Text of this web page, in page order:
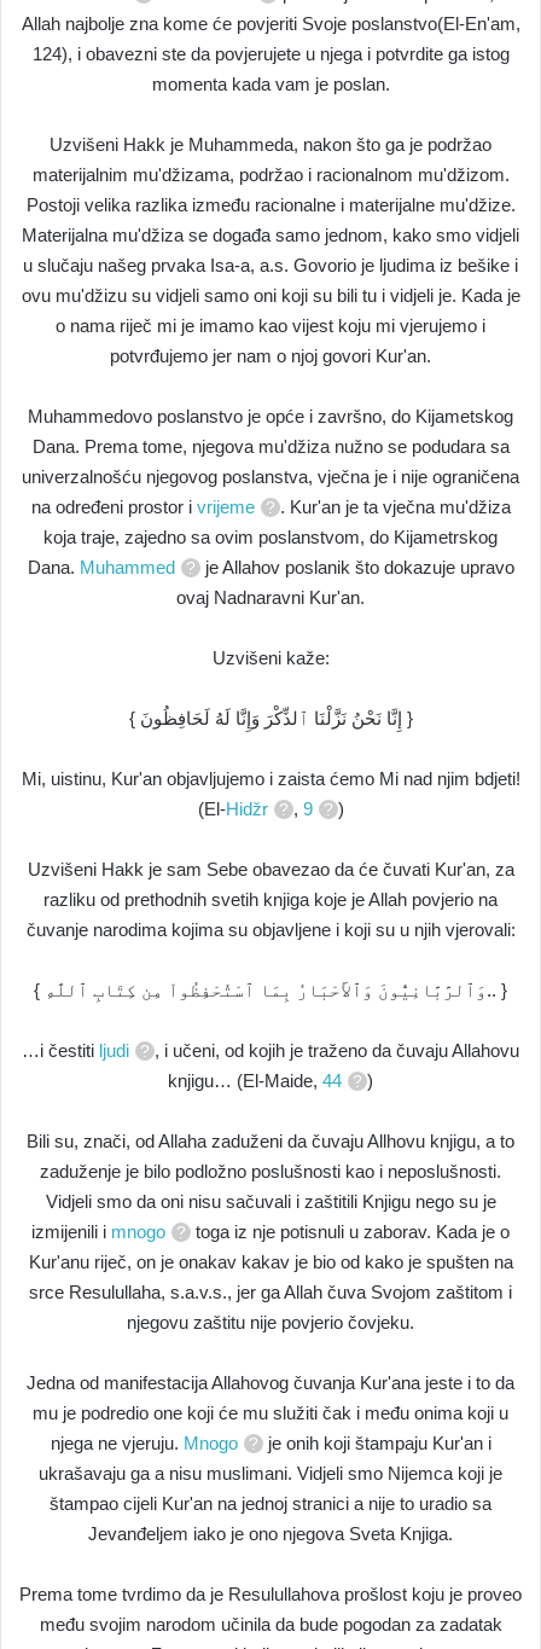
Allah najbolje zna kome će povjeriti Svoje poslanstvo(El-En'am,
124), i obavezni ste da povjerujete u njega i potvrdite ga istog
momenta kada vam je poslan.
Uzvišeni Hakk je Muhammeda, nakon što ga je podržao
materijalnim mu'džizama, podržao i racionalnom mu'džizom.
Postoji velika razlika između racionalne i materijalne mu'džize.
Materijalna mu'džiza se događa samo jednom, kako smo vidjeli
u slučaju našeg prvaka Isa-a, a.s. Govorio je ljudima iz bešike i
ovu mu'džizu su vidjeli samo oni koji su bili tu i vidjeli je. Kada je
o nama riječ mi je imamo kao vijest koju mi vjerujemo i
potvrđujemo jer nam o njoj govori Kur'an.
Muhammedovo poslanstvo je opće i završno, do Kijametskog
Dana. Prema tome, njegova mu'džiza nužno se podudara sa
univerzalnošću njegovog poslanstva, vječna je i nije ograničena
na određeni prostor i vrijeme
. Kur'an je ta vječna mu'džiza
koja traje, zajedno sa ovim poslanstvom, do Kijametrskog
Dana. Muhammed
je Allahov poslanik što dokazuje upravo
ovaj Nadnaravni Kur'an.
Uzvišeni kaže:
{ إِنَّا نَحْنُ نَزَّلْنَا ٱلذِّكْرَ وَإِنَّا لَهُ لَحَافِظُونَ }
Mi, uistinu, Kur'an objavljujemo i zaista ćemo Mi nad njim bdjeti!
(El-Hidžr , 9 )
Uzvišeni Hakk je sam Sebe obavezao da će čuvati Kur'an, za
razliku od prethodnih svetih knjiga koje je Allah povjerio na
čuvanje narodima kojima su objavljene i koji su u njih vjerovali:
{ وَٱلرَّبَّانِيُّونَ وَٱلأَحْبَارُ بِمَا ٱسْتُحْفِظُواْ مِن كِتَابِ ٱللَّهِ.. }
…i čestiti ljudi
, i učeni, od kojih je traženo da čuvaju Allahovu
knjigu… (El-Maide, 44 )
Bili su, znači, od Allaha zaduženi da čuvaju Allhovu knjigu, a to
zaduženje je bilo podložno poslušnosti kao i neposlušnosti.
Vidjeli smo da oni nisu sačuvali i zaštitili Knjigu nego su je
izmijenili i mnogo
toga iz nje potisnuli u zaborav. Kada je o
Kur'anu riječ, on je onakav kakav je bio od kako je spušten na
srce Resulullaha, s.a.v.s., jer ga Allah čuva Svojom zaštitom i
njegovu zaštitu nije povjerio čovjeku.
Jedna od manifestacija Allahovog čuvanja Kur'ana jeste i to da
mu je podredio one koji će mu služiti čak i među onima koji u
njega ne vjeruju. Mnogo
je onih koji štampaju Kur'an i
ukrašavaju ga a nisu muslimani. Vidjeli smo Nijemca koji je
štampao cijeli Kur'an na jednoj stranici a nije to uradio sa
Jevanđeljem iako je ono njegova Sveta Knjiga.
Prema tome tvrdimo da je Resulullahova prošlost koju je proveo
među svojim narodom učinila da bude pogodan za zadatak